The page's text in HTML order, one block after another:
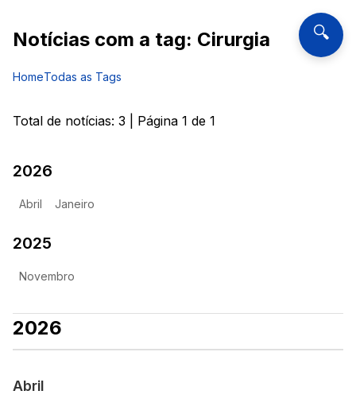
🔍
Notícias com a tag: Cirurgia
HomeTodas as Tags
Total de notícias: 3 | Página 1 de 1
2026
Abril Janeiro
2025
Novembro
2026
Abril